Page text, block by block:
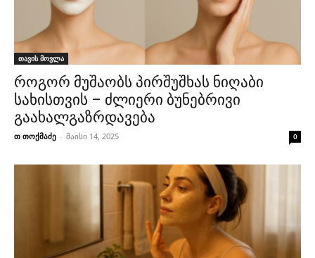
თავის მოვლა
როგორ მუშაობს პირშუშხას ნიღაბი
სახისთვის – ძლიერი ბუნებრივი
გაახალგაზრდავება
თ თოქმაძე - მაისი 14, 2025 0